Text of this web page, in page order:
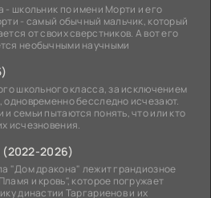
- школьник по имени Морти и его
- самый обычный мальчик, который
от своих сверстников. А вот его
необычными научными
школьного класса, за исключением
одновременно бесследно исчезают.
семьи пытаются понять, что или кто
исчезновения.
2026)
"Дом дракона" лежит грандиозное
и кровь", которое погружает
династии Таргариенов и их